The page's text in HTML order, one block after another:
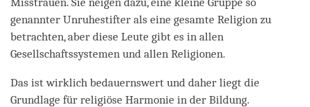
genannter Unruhestifter als eine gesamte Religion zu
betrachten, aber diese Leute gibt es in allen
Gesellschaftssystemen und allen Religionen.
Das ist wirklich bedauernswert und daher liegt die
Grundlage für religiöse Harmonie in der Bildung.